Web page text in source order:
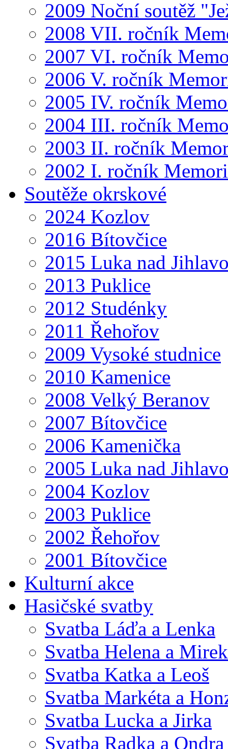
2009 Noční soutěž
2008 VII. ročník
2007 VI. ročník
2006 V. ročník
2005 IV. ročník
2004 III. ročník
2003 II. ročník
2002 I. ročník
Soutěže okrskové
2024 Kozlov
2016 Bítovčice
2015 Luka nad
2013 Puklice
2012 Studénky
2011 Řehořov
2009 Vysoké studnice
2010 Kamenice
2008 Velký Beranov
2007 Bítovčice
2006 Kamenička
2005 Luka nad
2004 Kozlov
2003 Puklice
2002 Řehořov
2001 Bítovčice
Kulturní akce
Hasičské svatby
Svatba Láďa a Lenka
Svatba Helena a Mirek
Svatba Katka a Leoš
Svatba Markéta a
Svatba Lucka a Jirka
Svatba Radka a Ondra